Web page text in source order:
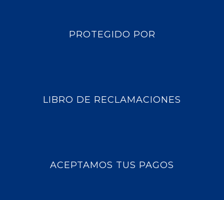
PROTEGIDO POR
LIBRO DE RECLAMACIONES
ACEPTAMOS TUS PAGOS